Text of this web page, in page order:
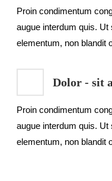
Proin condimentum
augue interdum quis. Ut
elementum, non blandit
Dolor - sit
Proin condimentum
augue interdum quis. Ut
elementum, non blandit